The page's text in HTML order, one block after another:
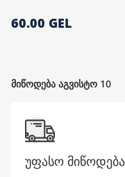
60.00 GEL
მიწოდება აგვისტო 10
უფასო მიწოდება